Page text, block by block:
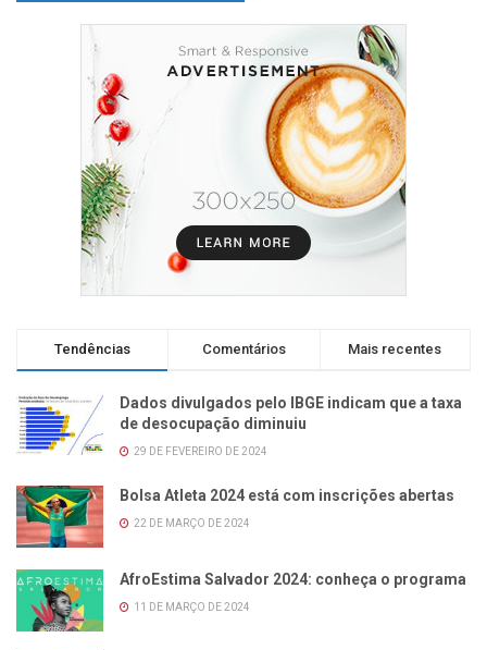
Tendências Comentários Mais recentes
Dados divulgados pelo IBGE indicam que a taxa
de desocupação diminuiu
29 DE FEVEREIRO DE 2024
Bolsa Atleta 2024 está com inscrições abertas
22 DE MARÇO DE 2024
AfroEstima Salvador 2024: conheça o programa
11 DE MARÇO DE 2024